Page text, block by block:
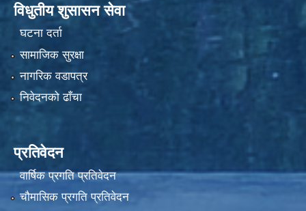
विधुतीय शुसासन सेवा
घटना दर्ता
सामाजिक सुरक्षा
नागरिक वडापत्र
निवेदनको ढाँचा
प्रतिवेदन
वार्षिक प्रगति प्रतिवेदन
चौमासिक प्रगति प्रतिवेदन